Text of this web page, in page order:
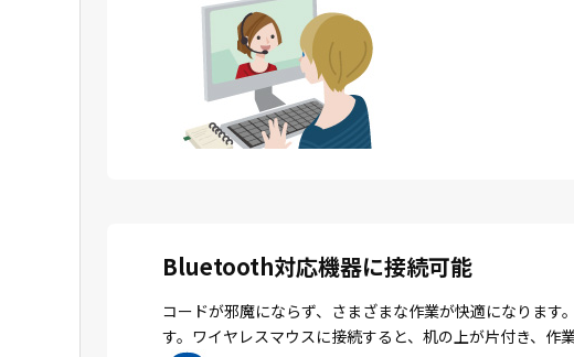
Bluetooth対応機器に接続可能
コードが邪魔にならず、さまざまな作業が快適になりま
す。ワイヤレスマウスに接続すると、机の上が片付き、作